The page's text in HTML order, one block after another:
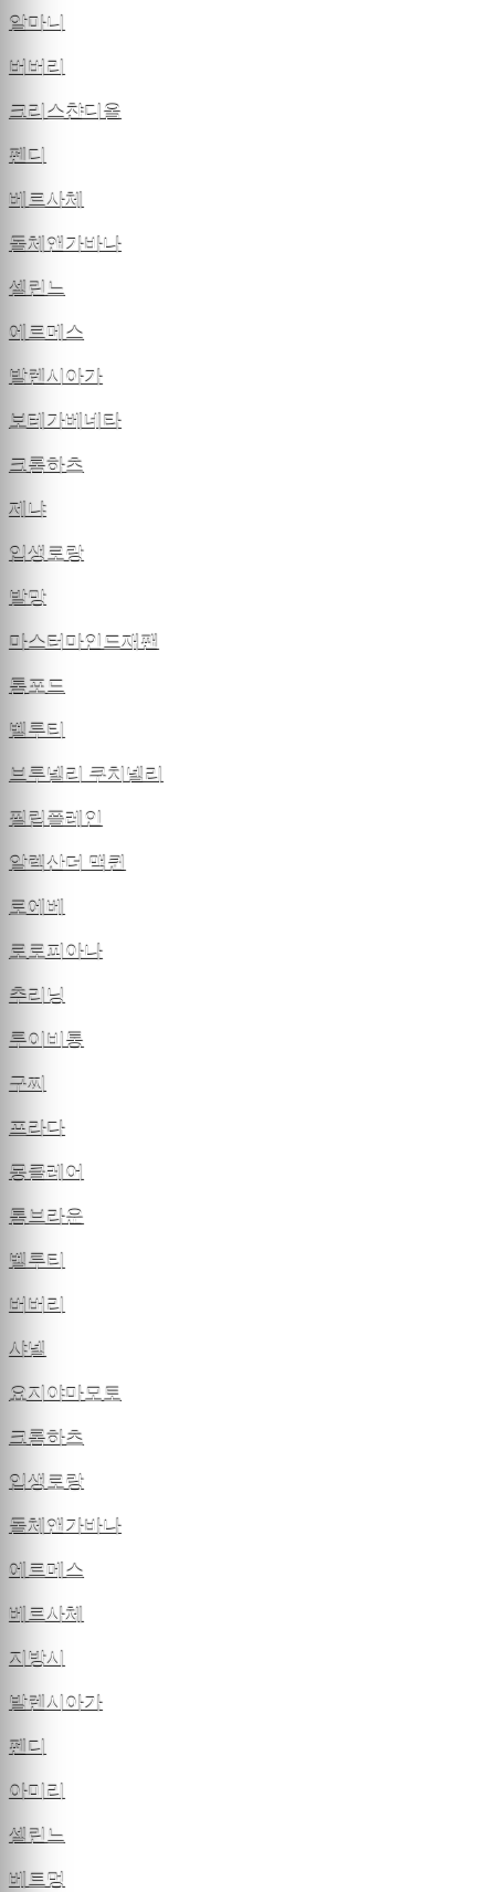
알마니
버버리
크리스챤디올
펜디
베르사체
돌체앤가바나
셀린느
에르메스
발렌시아가
보테가베네타
크롬하츠
제냐
입생로랑
발망
마스터마인드재팬
톰포드
벨루티
브루넬리 쿠치넬리
필립플레인
알렉산더 맥퀸
로에베
로로피아나
추리닝
루이비통
구찌
프라다
몽클레어
톰브라운
벨루티
버버리
샤넬
요지야마모토
크롬하츠
입생로랑
돌체앤가바나
에르메스
베르사체
지방시
발렌시아가
펜디
아미리
셀린느
베트멍